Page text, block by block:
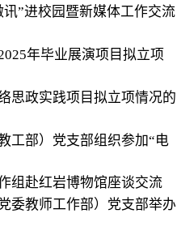
讯”进校园暨新媒体工作交流
年毕业展演项目拟立项
思政实践项目拟立项情况的
工部）党支部组织参加“电
组赴红岩博物馆座谈交流
委教师工作部）党支部举办